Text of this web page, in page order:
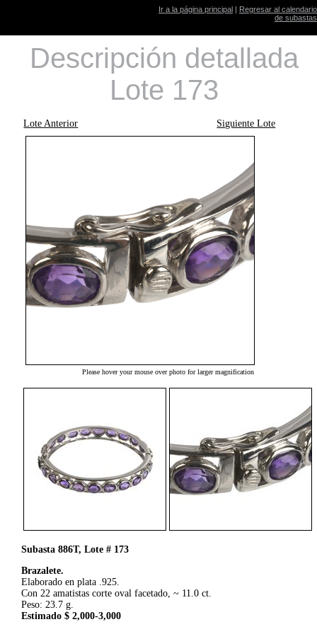
Ir a la página principal | Regresar al calendario
de subastas
Descripción detallada
Lote 173
Lote Anterior Siguiente Lote
Please hover your mouse over photo for larger magnification
Subasta 886T, Lote # 173
Brazalete.
Elaborado en plata .925.
Con 22 amatistas corte oval facetado, ~ 11.0 ct.
Peso: 23.7 g.
Estimado $ 2,000-3,000